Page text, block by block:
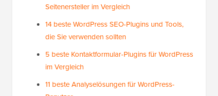
Seitenersteller im Vergleich
14 beste WordPress SEO-Plugins und Tools,
die Sie verwenden sollten
5 beste Kontaktformular-Plugins für WordPress
im Vergleich
11 beste Analyselösungen für WordPress-